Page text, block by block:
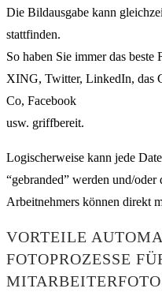
Die Bildausgabe kann
stattfinden.
So haben Sie immer das beste
XING, Twitter, LinkedIn, das
Co, Facebook
usw. griffbereit.
Logischerweise kann jede
“gebranded” werden und/
Arbeitnehmers können direkt
VORTEILE
FOTOPROZESSE